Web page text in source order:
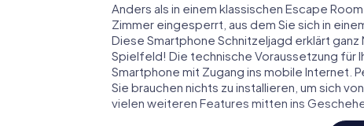
Anders als in einem klassischen Escape
Zimmer eingesperrt, aus dem Sie sich in
Diese Smartphone Schnitzeljagd erklärt
Spielfeld! Die technische Voraussetzung für
Smartphone mit Zugang ins mobile Internet.
Sie brauchen nichts zu installieren, um sich
vielen weiteren Features mitten ins